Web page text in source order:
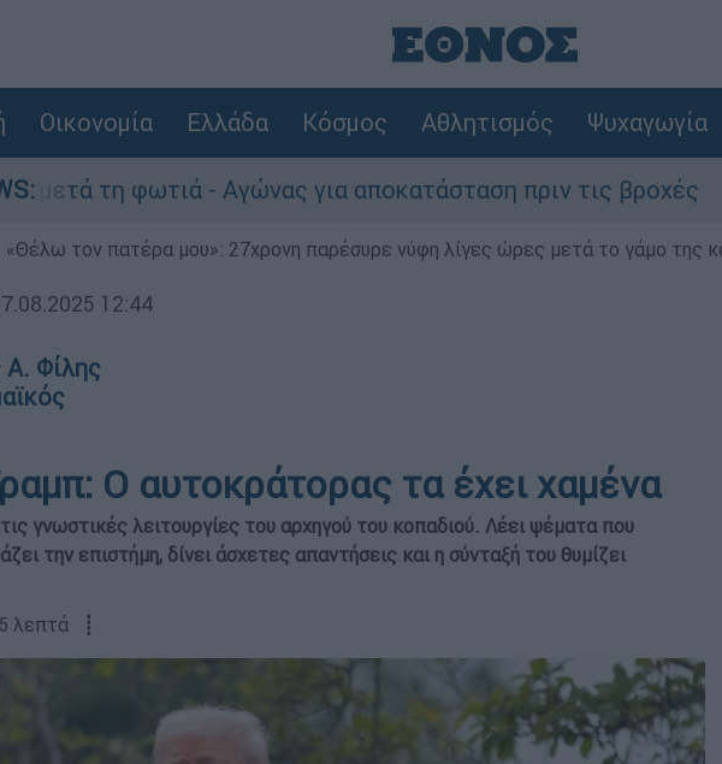
Οικονομία Ελλάδα Κόσμος Αθλητισμός Ψυχαγωγία
- Αγώνας για αποκατάσταση πριν τις βροχές
«Θέλω τον πατέρα μου»: 27χρονη παρέσυρε νύφη λίγες ώρες μετά το γάμο της
12:44
Α. Φίλης
Ο αυτοκράτορας τα έχει χαμένα
γνωστικές λειτουργίες του αρχηγού του κοπαδιού. Λέει ψέματα που
την επιστήμη, δίνει άσχετες απαντήσεις και η σύνταξή του θυμίζει
λεπτά ┋